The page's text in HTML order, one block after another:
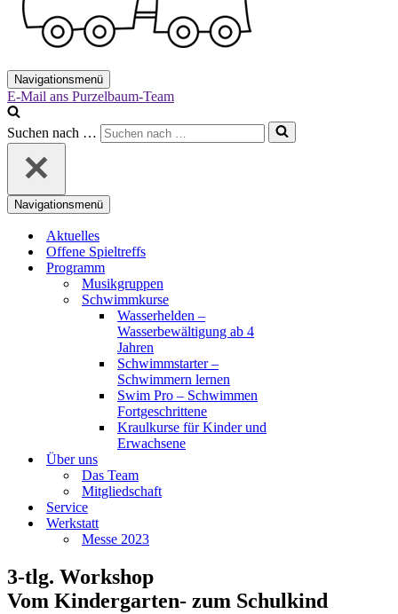
Navigationsmenü
E-Mail ans Purzelbaum-Team
Suchen nach …
Navigationsmenü
Aktuelles
Offene Spieltreffs
Programm
Musikgruppen
Schwimmkurse
Wasserhelden –
Wasserbewältigung ab 4
Jahren
Schwimmstarter –
Schwimmern lernen
Swim Pro – Schwimmen
Fortgeschrittene
Kraulkurse für Kinder und
Erwachsene
Über uns
Das Team
Mitgliedschaft
Service
Werkstatt
Messe 2023
3-tlg. Workshop
Vom Kindergarten- zum Schulkind